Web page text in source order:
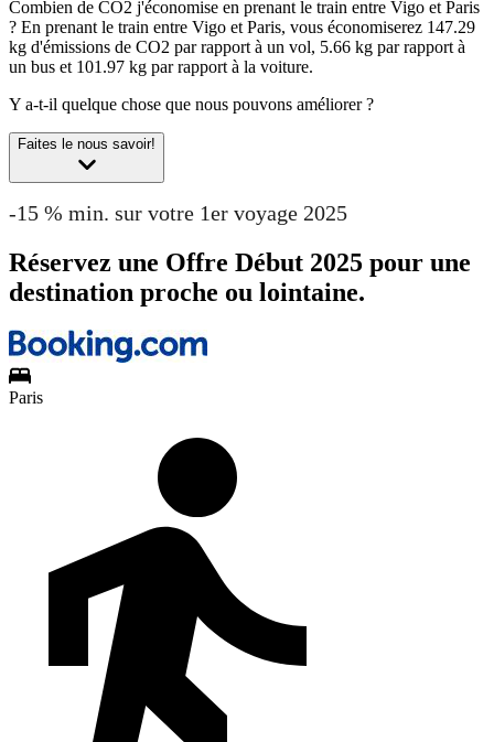
Combien de CO2 j'économise en prenant le train entre Vigo et Paris
? En prenant le train entre Vigo et Paris, vous économiserez 147.29
kg d'émissions de CO2 par rapport à un vol, 5.66 kg par rapport à
un bus et 101.97 kg par rapport à la voiture.
Y a-t-il quelque chose que nous pouvons améliorer ?
Faites le nous savoir!
-15 % min. sur votre 1er voyage 2025
Réservez une Offre Début 2025 pour une
destination proche ou lointaine.
Paris